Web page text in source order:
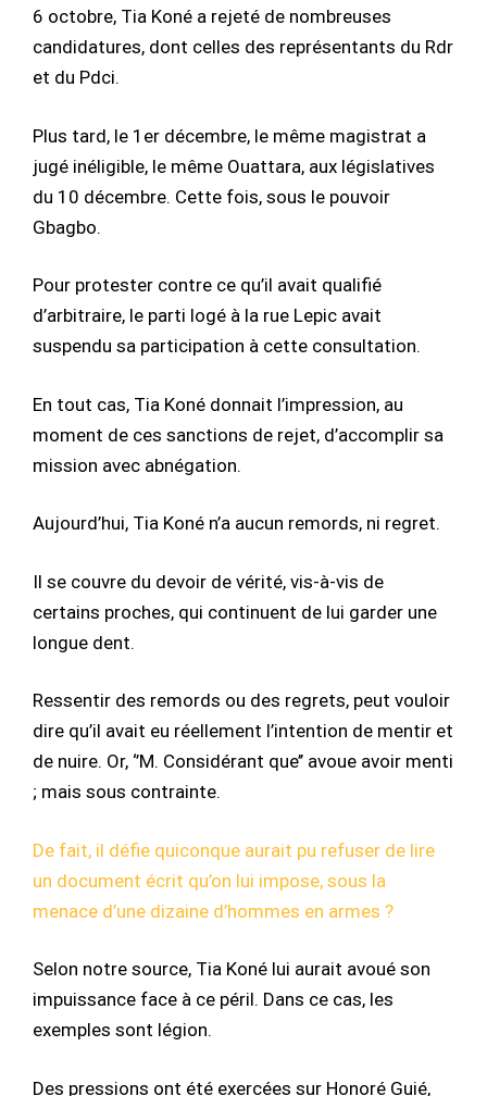
6 octobre, Tia Koné a rejeté de nombreuses
candidatures, dont celles des représentants du Rdr
et du Pdci.
Plus tard, le 1er décembre, le même magistrat a
jugé inéligible, le même Ouattara, aux législatives
du 10 décembre. Cette fois, sous le pouvoir
Gbagbo.
Pour protester contre ce qu’il avait qualifié
d’arbitraire, le parti logé à la rue Lepic avait
suspendu sa participation à cette consultation.
En tout cas, Tia Koné donnait l’impression, au
moment de ces sanctions de rejet, d’accomplir sa
mission avec abnégation.
Aujourd’hui, Tia Koné n’a aucun remords, ni regret.
Il se couvre du devoir de vérité, vis-à-vis de
certains proches, qui continuent de lui garder une
longue dent.
Ressentir des remords ou des regrets, peut vouloir
dire qu’il avait eu réellement l’intention de mentir et
de nuire. Or, ‘’M. Considérant que’’ avoue avoir menti
; mais sous contrainte.
De fait, il défie quiconque aurait pu refuser de lire
un document écrit qu’on lui impose, sous la
menace d’une dizaine d’hommes en armes ?
Selon notre source, Tia Koné lui aurait avoué son
impuissance face à ce péril. Dans ce cas, les
exemples sont légion.
Des pressions ont été exercées sur Honoré Guié,